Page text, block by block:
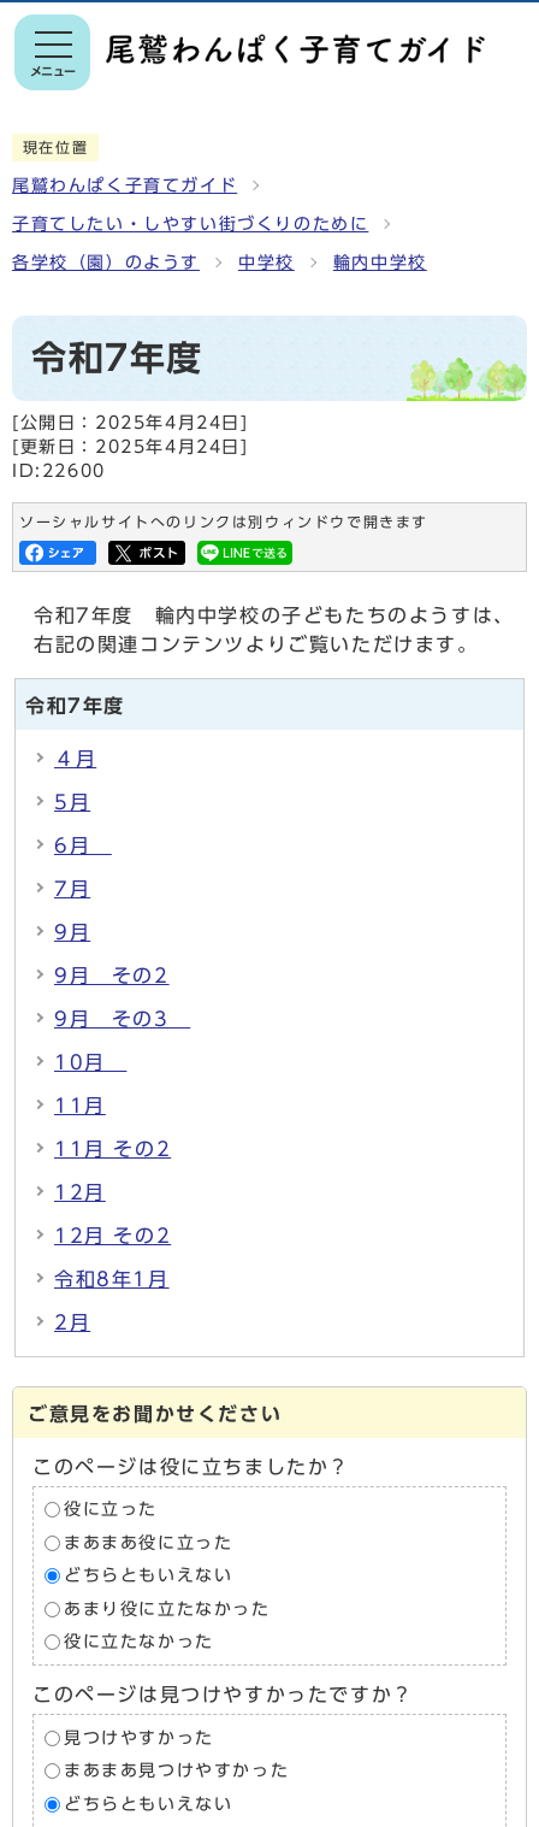
メニュー
現在位置
尾鷲わんぱく子育てガイド
子育てしたい・しやすい街づくりのために
各学校（園）のようす 中学校 輪内中学校
令和7年度
[公開日： 2025年4月24日 ]
[更新日： 2025年4月24日 ]
ID:22600
ソーシャルサイトへのリンクは別ウィンドウで開きます
令和7年度 輪内中学校の子どもたちのようすは、
右記の関連コンテンツよりご覧いただけます。
令和7年度
４月
5月
6月
7月
9月
9月 その2
9月 その3
10月
11月
11月 その2
12月
12月 その2
令和8年1月
2月
ご意見をお聞かせください
このページは役に立ちましたか？
役に立った
まあまあ役に立った
どちらともいえない
あまり役に立たなかった
役に立たなかった
このページは見つけやすかったですか？
見つけやすかった
まあまあ見つけやすかった
どちらともいえない